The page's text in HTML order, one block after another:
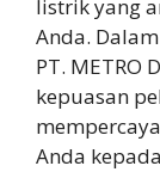
listrik yang
Anda.
PT. METRO
kepuasan
Anda